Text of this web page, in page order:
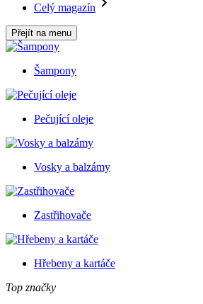
Celý magazín
Přejít na menu
Šampony
Pečující oleje
Vosky a balzámy
Zastřihovače
Hřebeny a kartáče
Top značky